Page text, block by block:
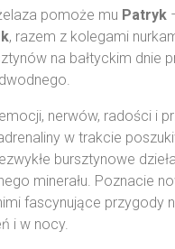
pomoże mu Patryk
, razem z kolegami
na bałtyckim dnie
nerwów, radości i
w trakcie
bursztynowe
minerału. Poznacie
fascynujące przygody
i w nocy.